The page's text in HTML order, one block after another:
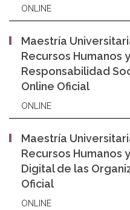
ONLINE
Maestría
Recursos Humanos
Responsabilidad
Online Oficial
ONLINE
Maestría
Recursos Humanos
Digital de las
Oficial
ONLINE